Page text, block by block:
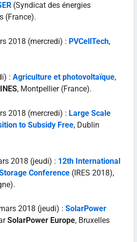
(Syndicat des énergies
(France).
2018 (mercredi) : PVCellTech,
: Agriculture et photovoltaïque,
INES, Montpellier (France).
2018 (mercredi) : Large Scale
to Subsidy Free, Dublin
2018 (jeudi) : 12th International
Conference(IRES 2018),
2018 (jeudi) : SolarPower
SolarPower Europe, Bruxelles